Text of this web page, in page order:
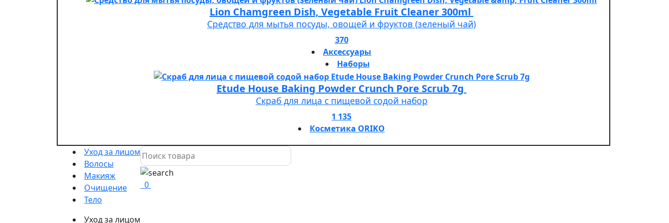
Lion Chamgreen Dish, Vegetable Fruit Cleaner 300ml
Средство для мытья посуды, овощей и фруктов (зеленый чай)
370
Аксессуары
Наборы
Etude House Baking Powder Crunch Pore Scrub 7g
Скраб для лица с пищевой содой набор
1 135
Косметика ORIKO
Уход за лицом
Волосы
Макияж
Очищение
Тело
0
Уход за лицом